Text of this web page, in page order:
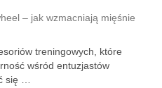
– jak wzmacniają mięśnie
treningowych, które
wśród entuzjastów
się …